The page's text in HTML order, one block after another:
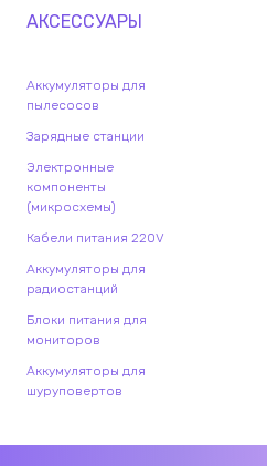
АКСЕССУАРЫ
Аккумуляторы для
пылесосов
Зарядные станции
Электронные
компоненты
(микросхемы)
Кабели питания 220V
Аккумуляторы для
радиостанций
Блоки питания для
мониторов
Аккумуляторы для
шуруповертов